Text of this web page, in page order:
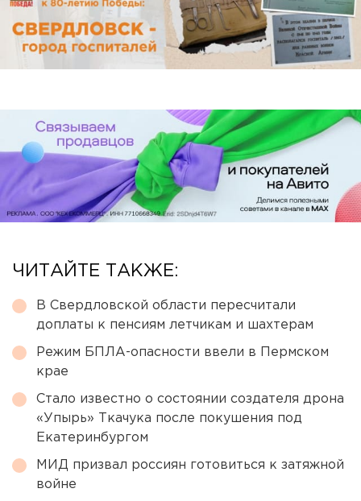
ЧИТАЙТЕ ТАКЖЕ:
В Свердловской области пересчитали
доплаты к пенсиям летчикам и шахтерам
Режим БПЛА-опасности ввели в Пермском
крае
Стало известно о состоянии создателя дрона
«Упырь» Ткачука после покушения под
Екатеринбургом
МИД призвал россиян готовиться к затяжной
войне